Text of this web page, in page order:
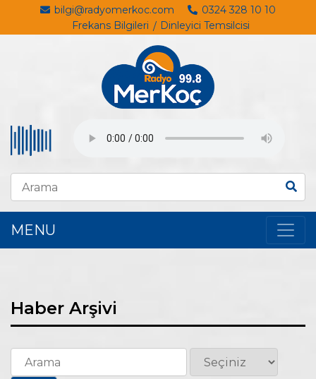
bilgi@radyomerkoc.com
0324 328 10 10
Frekans Bilgileri
Dinleyici Temsilcisi
MENU
Haber Arşivi